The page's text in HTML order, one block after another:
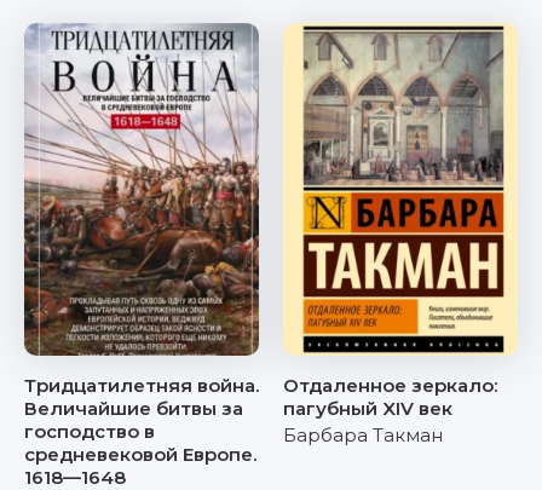
Тридцатилетняя война.
Величайшие битвы за
господство в
средневековой Европе.
1618—1648
Отдаленное зеркало:
пагубный XIV век
Барбара Такман